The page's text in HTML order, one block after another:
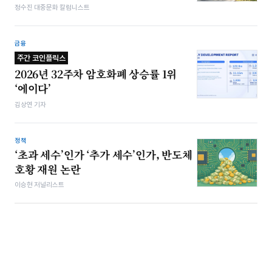
정수진 대중문화 칼럼니스트
금융
주간 코인플릭스
2026년 32주차 암호화폐 상승률 1위
‘에이다’
김상연 기자
정책
‘초과 세수’인가 ‘추가 세수’인가, 반도체
호황 재원 논란
이승현 저널리스트